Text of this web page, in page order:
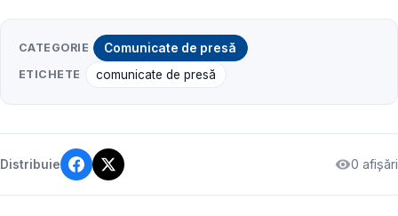
CATEGORIE Comunicate de presă
ETICHETE comunicate de presă
Distribuie 0 afișări